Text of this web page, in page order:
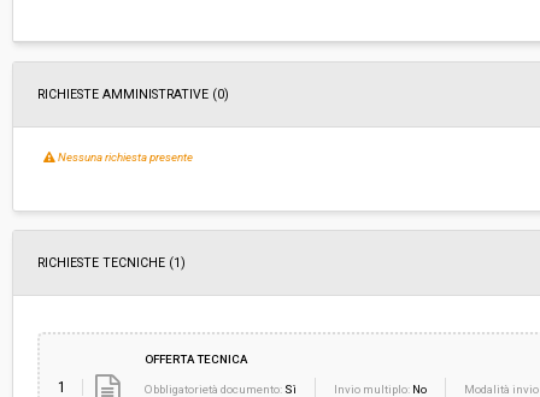
RICHIESTE AMMINISTRATIVE (0)
Nessuna richiesta presente
RICHIESTE TECNICHE (1)
1
OFFERTA TECNICA
Obbligatorietà documento: Sì Invio multiplo: No
Modalità